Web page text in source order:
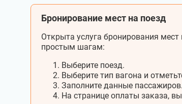
Бронирование мест на поезд
Открыта услуга бронирования
простым шагам:
Выберите поезд.
Выберите тип вагона и
Заполните данные пассажиров.
На странице оплаты заказа,